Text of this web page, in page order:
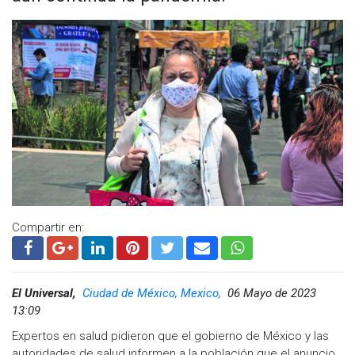
25 de noviembre.
El resto de las oficinas del condado reanudarán su horario
comercial normal el lunes 27 de noviembre.
Compartir en:
El Universal, Ciudad de México, Mexico, 06 Mayo de 2023
13:09
Expertos en salud pidieron que el gobierno de México y las